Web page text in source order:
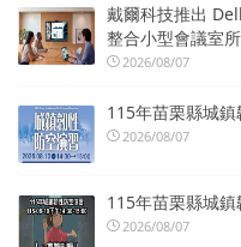
戴爾科技推出
整合小型會議室
2026/08/07
115年苗栗縣城鎮
2026/08/07
115年苗栗縣城
2026/08/07